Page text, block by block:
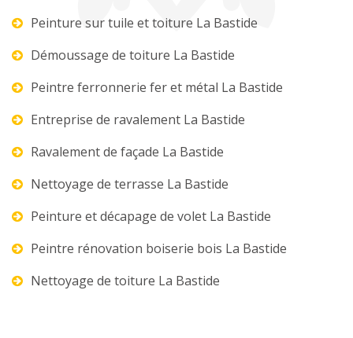
Peinture sur tuile et toiture La Bastide
Démoussage de toiture La Bastide
Peintre ferronnerie fer et métal La Bastide
Entreprise de ravalement La Bastide
Ravalement de façade La Bastide
Nettoyage de terrasse La Bastide
Peinture et décapage de volet La Bastide
Peintre rénovation boiserie bois La Bastide
Nettoyage de toiture La Bastide